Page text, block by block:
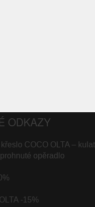
ODKAZY
COCO OLTA –
opěradlo
-15%